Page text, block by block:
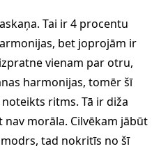
Tai ir 4 procentu
bet joprojām ir
vienam par otru,
harmonijas, tomēr šī
ritms. Tā ir diža
morāla. Cilvēkam jābūt
tad nokritīs no šī